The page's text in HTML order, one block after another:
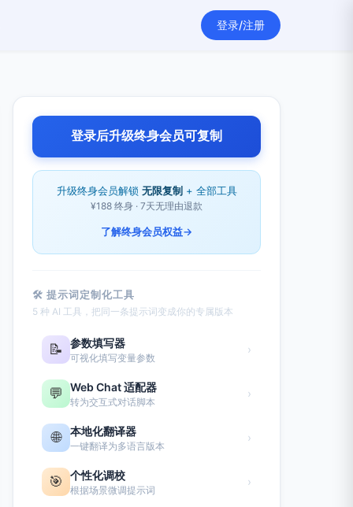
登录/注册
登录后升级终身会员可复制
升级终身会员解锁 无限复制 + 全部工具
¥188 终身 · 7天无理由退款
了解终身会员权益→
🛠 提示词定制化工具
5 种 AI 工具，把同一条提示词变成你的专属版本
📝 参数填写器
可视化填写变量参数
›
💬 Web Chat 适配器
转为交互式对话脚本
›
🌐 本地化翻译器
一键翻译为多语言版本
›
🎯 个性化调校
根据场景微调提示词
›